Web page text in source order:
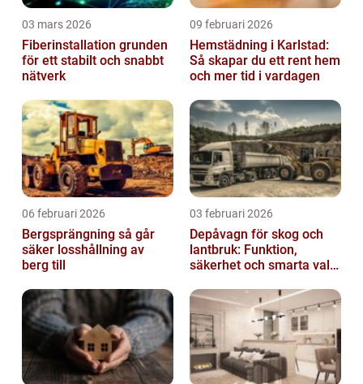
03 mars 2026
Fiberinstallation grunden
för ett stabilt och snabbt
nätverk
09 februari 2026
Hemstädning i Karlstad:
Så skapar du ett rent hem
och mer tid i vardagen
06 februari 2026
Bergsprängning så går
säker losshållning av
berg till
03 februari 2026
Depåvagn för skog och
lantbruk: Funktion,
säkerhet och smarta val